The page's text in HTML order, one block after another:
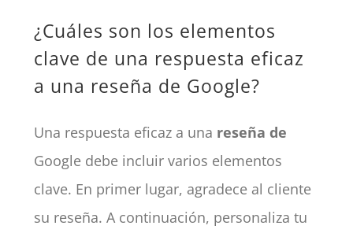
¿Cuáles son los elementos
clave de una respuesta eficaz
a una reseña de Google?
Una respuesta eficaz a una reseña de
Google debe incluir varios elementos
clave. En primer lugar, agradece al cliente
su reseña. A continuación, personaliza tu